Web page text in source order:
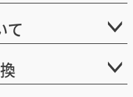
て